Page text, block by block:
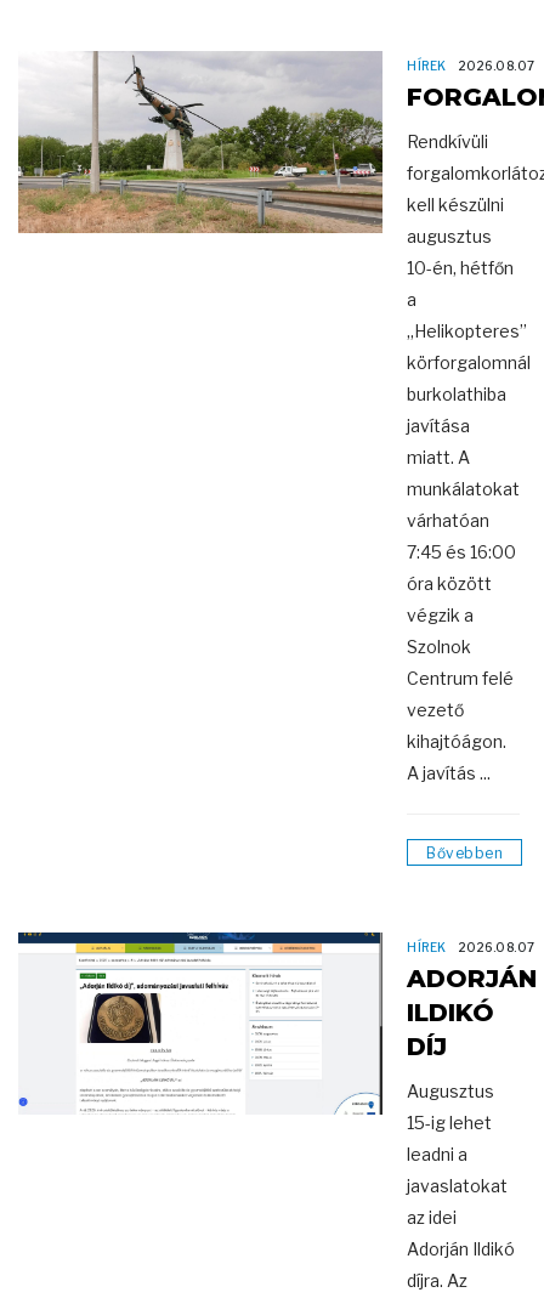
HÍREK 2026.08.07
Rendkívüli
kell készülni
augusztus
10-én, hétfőn
a
„Helikopteres”
körforgalomnál
burkolathiba
javítása
miatt. A
munkálatokat
várhatóan
7:45 és 16:00
óra között
végzik a
Szolnok
Centrum felé
vezető
kihajtóágon.
A javítás ...
Bővebben
HÍREK 2026.08.07
ADORJÁN
ILDIKÓ
DÍJ
Augusztus
15-ig lehet
leadni a
javaslatokat
az idei
Adorján Ildikó
díjra. Az